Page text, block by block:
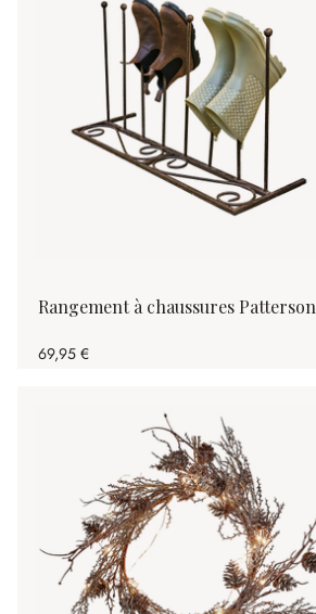
Rangement à chaussures Patterson
69,95 €